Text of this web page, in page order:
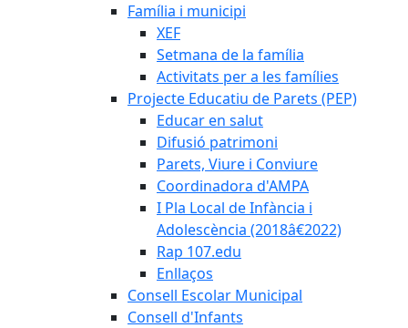
Família i municipi
XEF
Setmana de la família
Activitats per a les famílies
Projecte Educatiu de Parets (PEP)
Educar en salut
Difusió patrimoni
Parets, Viure i Conviure
Coordinadora d'AMPA
I Pla Local de Infància i
Adolescència (2018â€2022)
Rap 107.edu
Enllaços
Consell Escolar Municipal
Consell d'Infants